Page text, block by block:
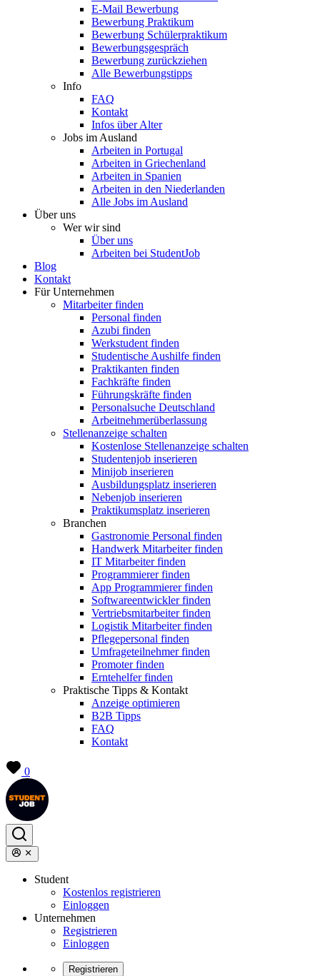
E-Mail Bewerbung
Bewerbung Praktikum
Bewerbung Schülerpraktikum
Bewerbungsgespräch
Bewerbung zurückziehen
Alle Bewerbungstipps
Info
FAQ
Kontakt
Infos über Alter
Jobs im Ausland
Arbeiten in Portugal
Arbeiten in Griechenland
Arbeiten in Spanien
Arbeiten in den Niederlanden
Alle Jobs im Ausland
Über uns
Wer wir sind
Über uns
Arbeiten bei StudentJob
Blog
Kontakt
Für Unternehmen
Mitarbeiter finden
Personal finden
Azubi finden
Werkstudent finden
Studentische Aushilfe finden
Praktikanten finden
Fachkräfte finden
Führungskräfte finden
Personalsuche Deutschland
Arbeitnehmerüberlassung
Stellenanzeige schalten
Kostenlose Stellenanzeige schalten
Studentenjob inserieren
Minijob inserieren
Ausbildungsplatz inserieren
Nebenjob inserieren
Praktikumsplatz inserieren
Branchen
Gastronomie Personal finden
Handwerk Mitarbeiter finden
IT Mitarbeiter finden
Programmierer finden
App Programmierer finden
Softwareentwickler finden
Vertriebsmitarbeiter finden
Logistik Mitarbeiter finden
Pflegepersonal finden
Umfrageteilnehmer finden
Promoter finden
Erntehelfer finden
Praktische Tipps & Kontakt
Anzeige optimieren
B2B Tipps
FAQ
Kontakt
0
Student
Kostenlos registrieren
Einloggen
Unternehmen
Registrieren
Einloggen
Registrieren